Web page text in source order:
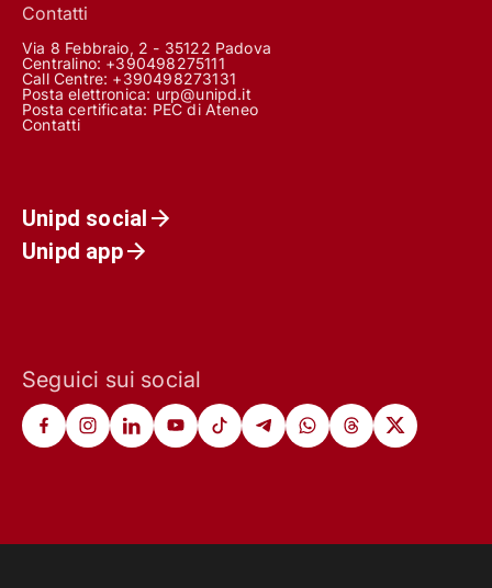
Contatti
Via 8 Febbraio, 2 - 35122 Padova
Centralino: +390498275111
Call Centre: +390498273131
Posta elettronica: urp@unipd.it
Posta certificata: PEC di Ateneo
Contatti
Unipd social
Unipd app
Seguici sui social